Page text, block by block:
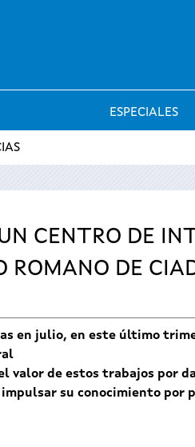
ESPECIALES
CENTRO DE
ROMANO DE
en julio, en este último
valor de estos trabajos por
su conocimiento por